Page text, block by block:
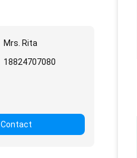
Mrs. Rita
18824707080
Contact